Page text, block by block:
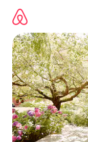
directement
contenu